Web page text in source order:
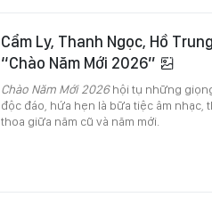
Cẩm Ly, Thanh Ngọc, Hồ
“Chào Năm Mới 2026”
Chào Năm Mới 2026hội tụ những
độc đáo, hứa hẹn là bữa tiệc âm nhạc,
thoa giữa năm cũ và năm mới.